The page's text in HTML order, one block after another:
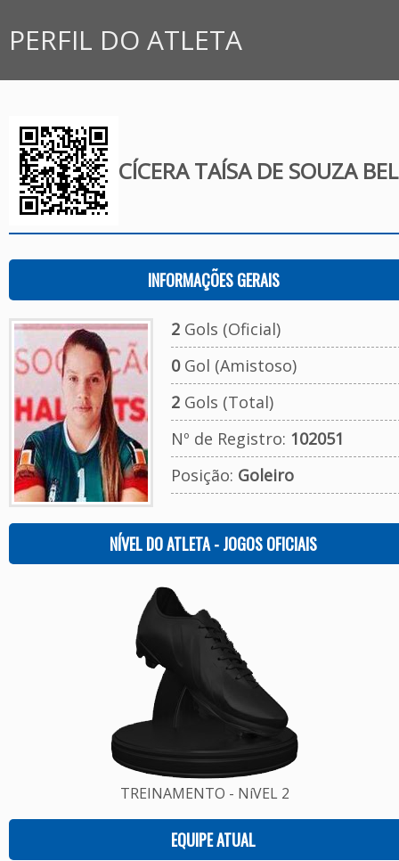
PERFIL DO ATLETA
CÍCERA TAÍSA DE SOUZA
INFORMAÇÕES GERAIS
2Gols (Oficial)
0Gol (Amistoso)
2Gols (Total)
Nº de Registro: 102051
Posição: Goleiro
NÍVEL DO ATLETA - JOGOS OFICIAIS
TREINAMENTO - NíVEL 2
EQUIPE ATUAL